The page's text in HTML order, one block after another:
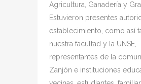
Agricultura, Ganadería y
Estuvieron presentes
establecimiento, como así
nuestra facultad y la UNSE,
representantes de la
Zanjón e instituciones